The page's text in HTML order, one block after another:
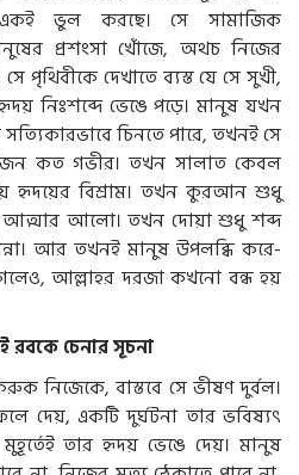
ভুল করছে। সে সামাজিক
প্রশংসা খোঁজে, অথচ নিজের
পৃথিবীকে দেখাতে ব্যস্ত যে সে সুখী,
নিঃশব্দে ভেঙে পড়ে। মানুষ যখন
চিনতে পারে, তখনই সে
কত গভীর। তখন সালাত কেবল
হৃদয়ের বিশ্রাম। তখন কুরআন শুধু
আত্মার আলো। তখন দোয়া শুধু শব্দ
আর তখনই মানুষ উপলব্ধি করে-
আল্লাহর দরজা কখনো বন্ধ হয়
রবকে চেনার সূচনা
নিজেকে, বাস্তবে সে ভীষণ দুর্বল।
দেয়, একটি দুর্ঘটনা তার ভবিষ্যৎ
তার হৃদয় ভেঙে দেয়। মানুষ